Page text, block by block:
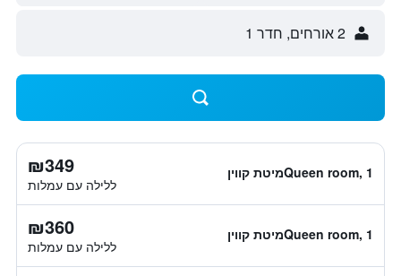
2 אורחים, חדר 1
Queen room, 1מיטת קווין ₪349
ללילה עם עמלות
Queen room, 1מיטת קווין ₪360
ללילה עם עמלות